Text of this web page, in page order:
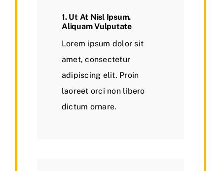
1. Ut At Nisl Ipsum.
Aliquam Vulputate
Lorem ipsum dolor sit
amet, consectetur
adipiscing elit. Proin
laoreet orci non libero
dictum ornare.